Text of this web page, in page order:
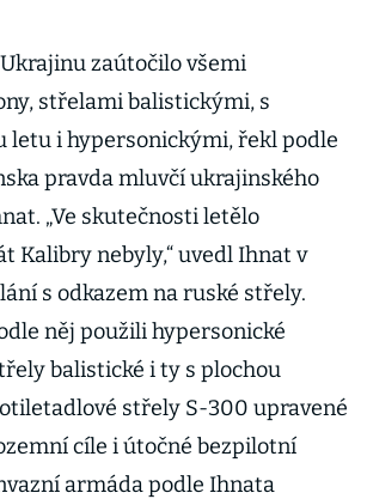
zaútočilo všemi
střelami balistickými, s
letu i hypersonickými, řekl podle
pravda mluvčí ukrajinského
„Ve skutečnosti letělo
Kalibry nebyly,“ uvedl Ihnat v
s odkazem na ruské střely.
něj použili hypersonické
balistické i ty s plochou
střely S-300 upravené
cíle i útočné bezpilotní
armáda podle Ihnata